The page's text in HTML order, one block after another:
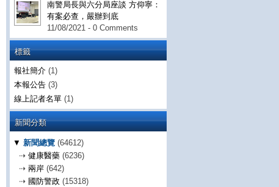
南警局長與六分局座談 方仰寧：
有案必查，嚴辦到底
11/08/2021 - 0 Comments
標籤
報社簡介 (1)
本報公告 (3)
線上記者名單 (1)
新聞分類
▼ 新聞總覽 (64612)
⇢ 健康醫藥 (6236)
⇢ 兩岸 (642)
⇢ 國防警政 (15318)